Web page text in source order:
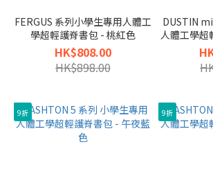
FERGUS 系列小學生專用人體工
學超輕護脊書包 - 桃紅色
HK$808.00
HK$898.00
DUSTIN
人體工學超
9折 9折